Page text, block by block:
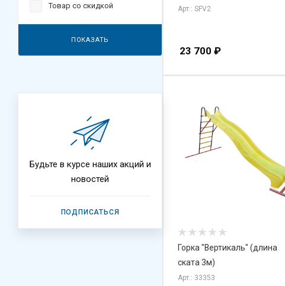
Арт.: SFV2
23 700 ₽
Горка "Вертикаль" (длина
ската 3м)
Арт.: 33353
Товар со скидкой
ПОКАЗАТЬ
Будьте в курсе наших акций и
новостей
ПОДПИСАТЬСЯ